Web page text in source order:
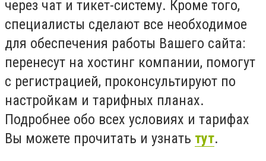
через чат и тикет-систему. Кроме того,
специалисты сделают все необходимое
для обеспечения работы Вашего сайта:
перенесут на хостинг компании, помогут
с регистрацией, проконсультируют по
настройкам и тарифных планах.
Подробнее обо всех условиях и тарифах
Вы можете прочитать и узнать тут.